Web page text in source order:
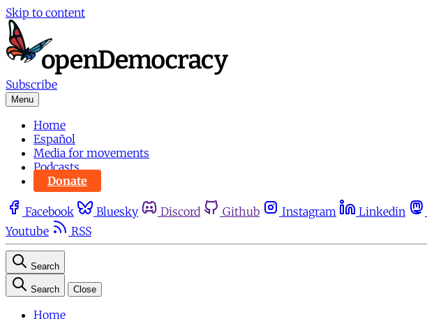
Skip to content
Subscribe
Menu
Home
Español
Media for movements
Podcasts
Donate
Facebook Bluesky Discord Github Instagram Linkedin
Youtube
RSS
Search
Search Close
Home